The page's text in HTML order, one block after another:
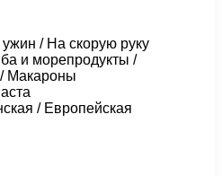
/ На скорую руку
и морепродукты /
Макароны
/ Европейская